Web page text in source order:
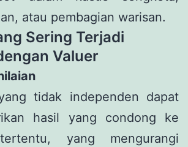
atau pembagian warisan.
Sering Terjadi
Valuer
tidak independen dapat
hasil yang condong ke
yang mengurangi